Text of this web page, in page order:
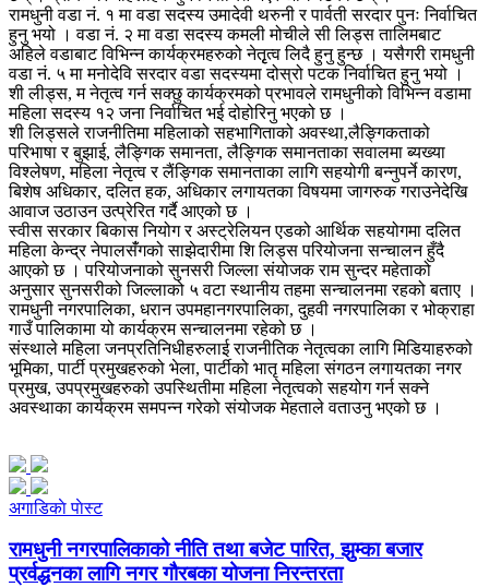
रामधुनी वडा नं. १ मा वडा सदस्य उमादेवी थरुनी र पार्वती सरदार पुनः निर्वाचित
हुनु भयो । वडा नं. २ मा वडा सदस्य कमली मोचीले सी लिड्स तालिमबाट
अहिले वडाबाट विभिन्न कार्यक्रमहरुको नेतृृत्व लिदै हुनु हुन्छ । यसैगरी रामधुनी
वडा नं. ५ मा मनोदेवि सरदार वडा सदस्यमा दोस्रो पटक निर्वाचित हुनु भयो ।
शी लीड्स, म नेतृत्व गर्न सक्छु कार्यक्रमको प्रभावले रामधुनीको विभिन्न वडामा
महिला सदस्य १२ जना निर्वाचित भई दोहोरिनु भएको छ ।
शी लिड्सले राजनीतिमा महिलाको सहभागिताको अवस्था,लैङ्गिकताको
परिभाषा र बुझाई, लैङ्गिक समानता, लैङ्गिक समानताका सवालमा ब्यख्या
विश्लेषण, महिला नेतृत्व र लैंङ्गिक समानताका लागि सहयोगी बन्नुपर्ने कारण,
बिशेष अधिकार, दलित हक, अधिकार लगायतका विषयमा जागरुक गराउनेदेखि
आवाज उठाउन उत्प्रेरित गर्दै आएको छ ।
स्वीस सरकार बिकास नियोग र अस्ट्रेलियन एडको आर्थिक सहयोगमा दलित
महिला केन्द्र नेपालसँंगको साझेदारीमा शि लिड्स परियोजना सन्चालन हुँदै
आएको छ । परियोजनाको सुनसरी जिल्ला संयोजक राम सुन्दर महेताको
अनुसार सुनसरीको जिल्लाको ५ वटा स्थानीय तहमा सन्चालनमा रहको बताए ।
रामधुनी नगरपालिका, धरान उपमहानगरपालिका, दुहवी नगरपालिका र भोक्राहा
गाउँ पालिकामा यो कार्यक्रम सन्चालनमा रहेको छ ।
संस्थाले महिला जनप्रतिनिधीहरुलाई राजनीतिक नेतृत्वका लागि मिडियाहरुको
भूमिका, पार्टी प्रमुखहरुको भेला, पार्टीको भातृ महिला संगठन लगायतका नगर
प्रमुख, उपप्रमुखहरुको उपस्थितीमा महिला नेतृत्वको सहयोग गर्न सक्ने
अवस्थाका कार्यक्रम समपन्न गरेको संयोजक मेहताले वताउनु भएको छ ।
अगाडिकाे पाेस्ट
रामधुनी नगरपालिकाको नीति तथा बजेट पारित, झुम्का बजार
प्रर्वद्धनका लागि नगर गौरबका योजना निरन्तरता